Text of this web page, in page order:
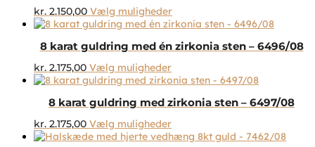
Mulighederne
kan
vælges
kr. 2.150,00 Vælg mulighederDette
vare
flere
Mulighederne
kan
vælges
8 karat guldring med én zirkonia sten – 6496/08
kr. 2.175,00 Vælg mulighederDette
vare
flere
Mulighederne
kan
8 karat guldring med zirkonia sten – 6497/08
kr. 2.175,00 Vælg mulighederDette
vare